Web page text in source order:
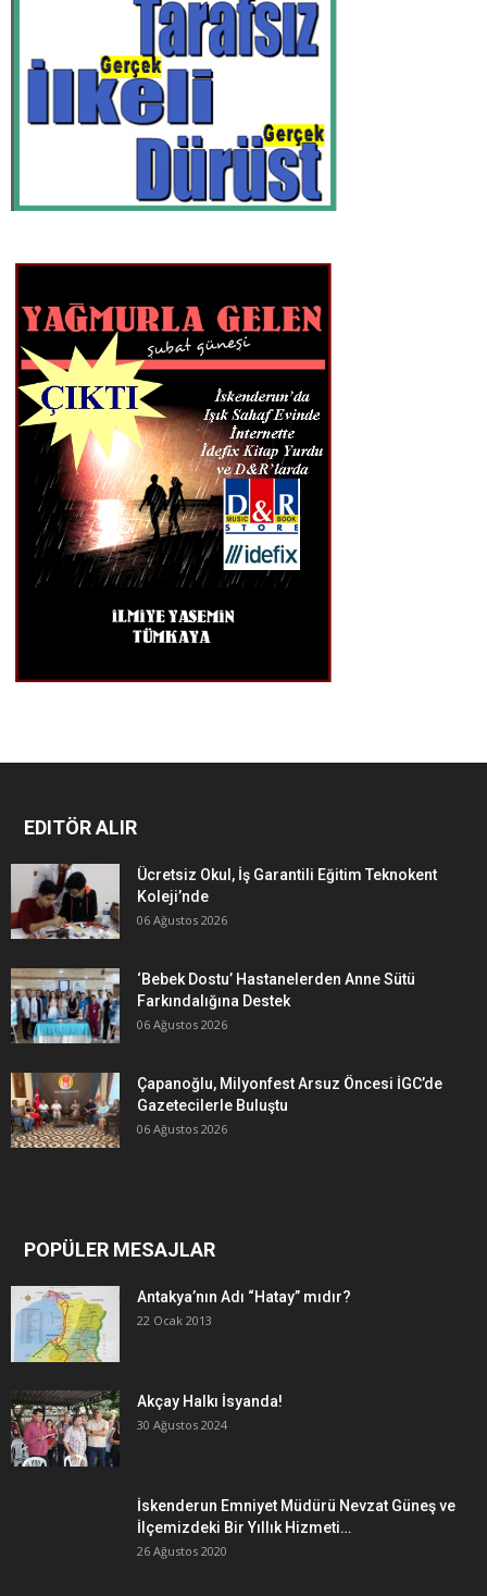
EDITÖR ALIR
Ücretsiz Okul, İş Garantili Eğitim Teknokent
Koleji’nde
06 Ağustos 2026
‘Bebek Dostu’ Hastanelerden Anne Sütü
Farkındalığına Destek
06 Ağustos 2026
Çapanoğlu, Milyonfest Arsuz Öncesi İGC’de
Gazetecilerle Buluştu
06 Ağustos 2026
POPÜLER MESAJLAR
Antakya’nın Adı “Hatay” mıdır?
22 Ocak 2013
Akçay Halkı İsyanda!
30 Ağustos 2024
İskenderun Emniyet Müdürü Nevzat Güneş ve
İlçemizdeki Bir Yıllık Hizmeti…
26 Ağustos 2020